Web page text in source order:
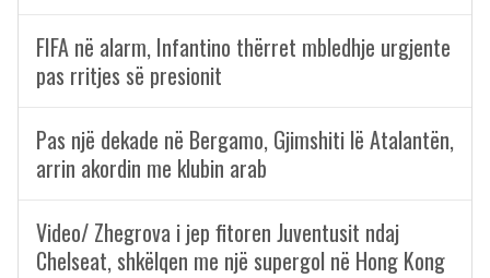
FIFA në alarm, Infantino thërret mbledhje urgjente
pas rritjes së presionit
Pas një dekade në Bergamo, Gjimshiti lë Atalantën,
arrin akordin me klubin arab
Video/ Zhegrova i jep fitoren Juventusit ndaj
Chelseat, shkëlqen me një supergol në Hong Kong